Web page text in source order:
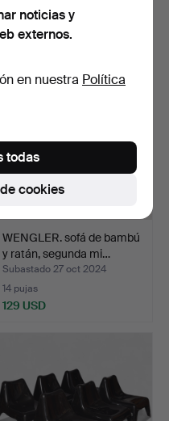
3 pujas
139 USD
WENGLER. sofá de bambú
y ratán, segunda mi…
Subastado 27 oct 2024
14 pujas
129 USD
noticias y
externos.
en nuestra Política
cookies
todas